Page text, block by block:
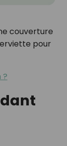
couverture
pour
?